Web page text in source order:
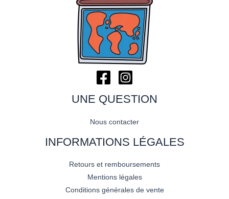
UNE QUESTION
Nous contacter
INFORMATIONS LÉGALES
Retours et remboursements
Mentions légales
Conditions générales de vente